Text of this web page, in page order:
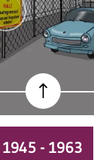
1945 - 1963